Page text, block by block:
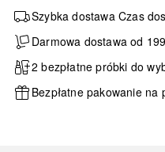
Szybka dostawa Czas
Darmowa dostawa od
2 bezpłatne próbki do
Bezpłatne pakowanie na